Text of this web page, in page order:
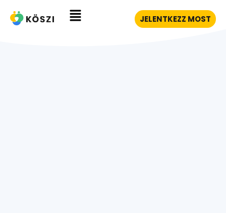
JELENTKEZZ MOST